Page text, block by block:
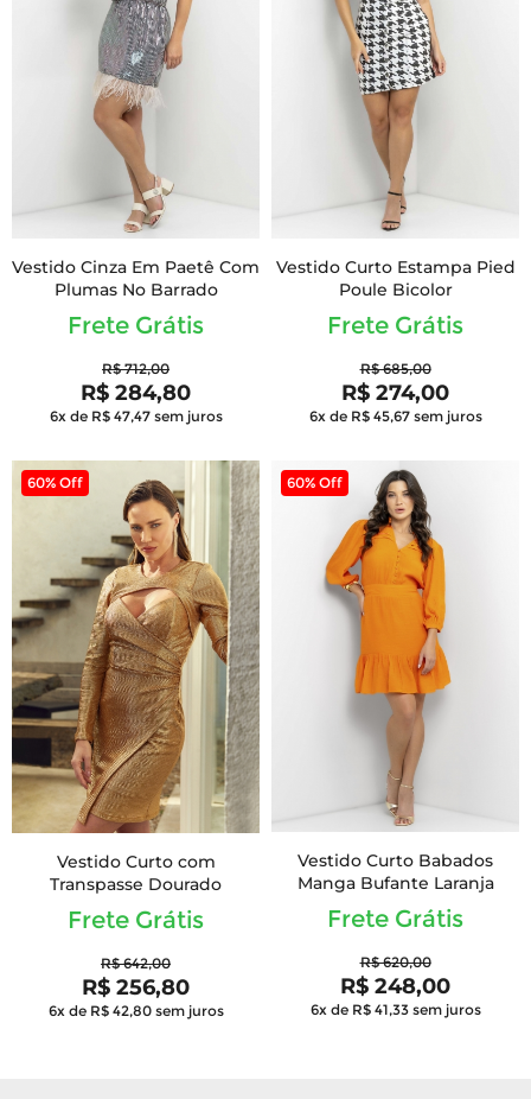
Vestido Cinza Em Paetê Com
Plumas No Barrado
Frete Grátis
R$ 712,00
R$ 284,80
6x de R$ 47,47 sem juros
Vestido Curto Estampa Pied
Poule Bicolor
Frete Grátis
R$ 685,00
R$ 274,00
6x de R$ 45,67 sem juros
60% Off
Vestido Curto com
Transpasse Dourado
Frete Grátis
R$ 642,00
R$ 256,80
6x de R$ 42,80 sem juros
60% Off
Vestido Curto Babados
Manga Bufante Laranja
Frete Grátis
R$ 620,00
R$ 248,00
6x de R$ 41,33 sem juros